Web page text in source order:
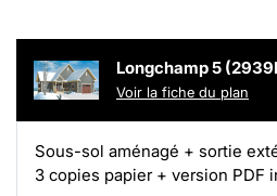
Longchamp 5
Voir la fiche du plan
Sous-sol aménagé + sortie
3 copies papier + version PDF